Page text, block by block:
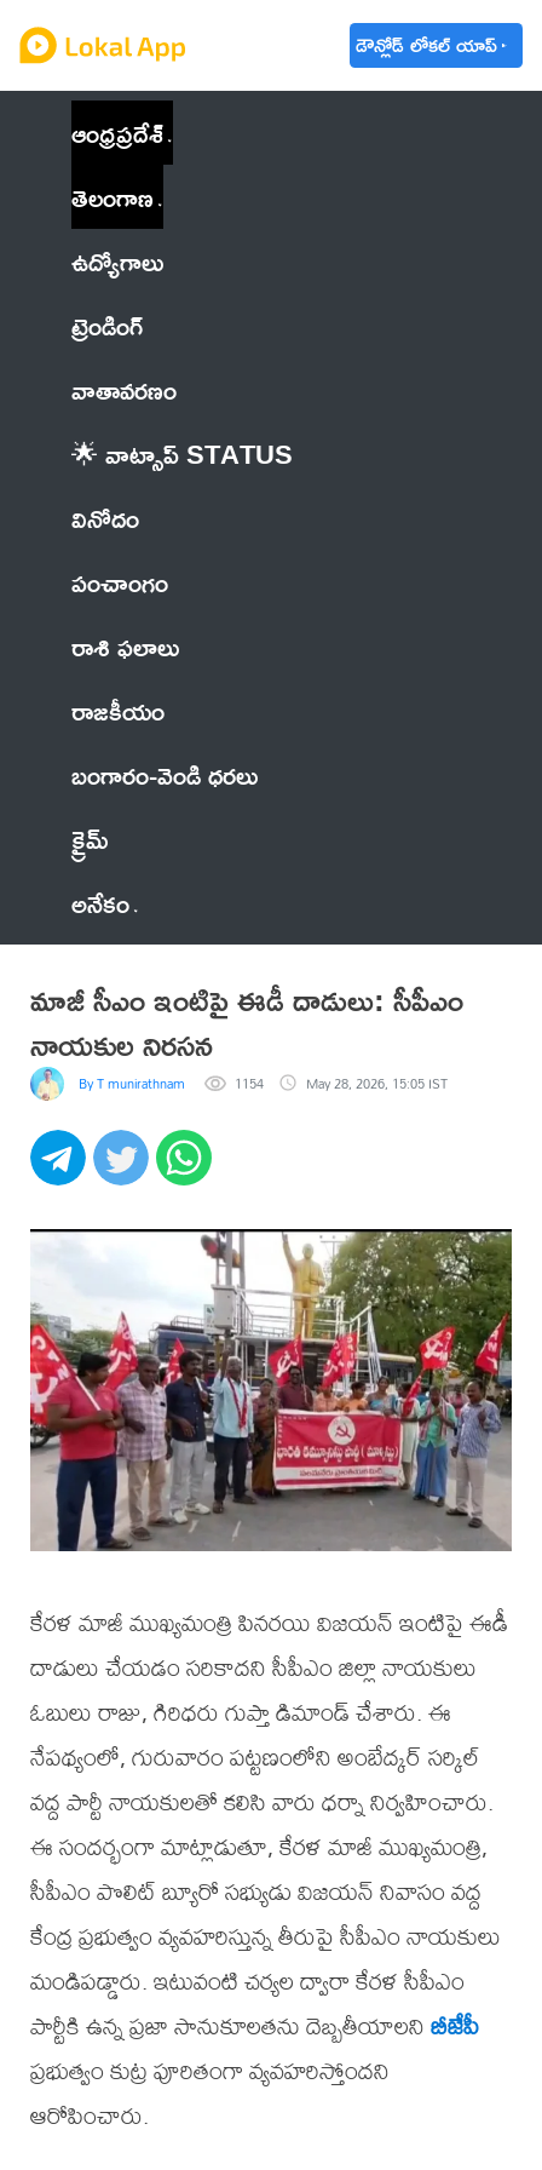
డౌన్లోడ్ లోకల్ యాప్
ఆంధ్రప్రదేశ్
తెలంగాణ
ఉద్యోగాలు
ట్రెండింగ్
వాతావరణం
🌟 వాట్సాప్ STATUS
వినోదం
పంచాంగం
రాశి ఫలాలు
రాజకీయం
బంగారం-వెండి ధరలు
క్రైమ్
అనేకం
మాజీ సీఎం ఇంటిపై ఈడీ దాడులు: సీపీఎం
నాయకుల నిరసన
By T munirathnam senior journalist
1154 May 28, 2026, 15:05 IST
కేరళ మాజీ ముఖ్యమంత్రి పినరయి విజయన్ ఇంటిపై ఈడీ
దాడులు చేయడం సరికాదని సీపీఎం జిల్లా నాయకులు
ఓబులు రాజు, గిరిధరు గుప్తా డిమాండ్ చేశారు. ఈ
నేపథ్యంలో, గురువారం పట్టణంలోని అంబేద్కర్ సర్కిల్
వద్ద పార్టీ నాయకులతో కలిసి వారు ధర్నా నిర్వహించారు.
ఈ సందర్భంగా మాట్లాడుతూ, కేరళ మాజీ ముఖ్యమంత్రి,
సీపీఎం పొలిట్ బ్యూరో సభ్యుడు విజయన్ నివాసం వద్ద
కేంద్ర ప్రభుత్వం వ్యవహరిస్తున్న తీరుపై సీపీఎం నాయకులు
మండిపడ్డారు. ఇటువంటి చర్యల ద్వారా కేరళ సీపీఎం
పార్టీకి ఉన్న ప్రజా సానుకూలతను దెబ్బతీయాలనిబీజేపీ
ప్రభుత్వం కుట్ర పూరితంగా వ్యవహరిస్తోందని
ఆరోపించారు.